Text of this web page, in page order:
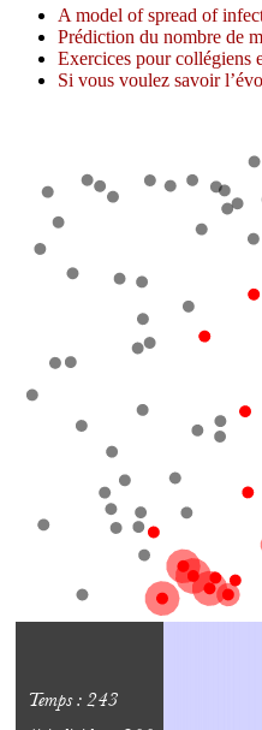
A model of spread of
Prédiction du nombre de
Exercices pour collégiens
Si vous voulez savoir